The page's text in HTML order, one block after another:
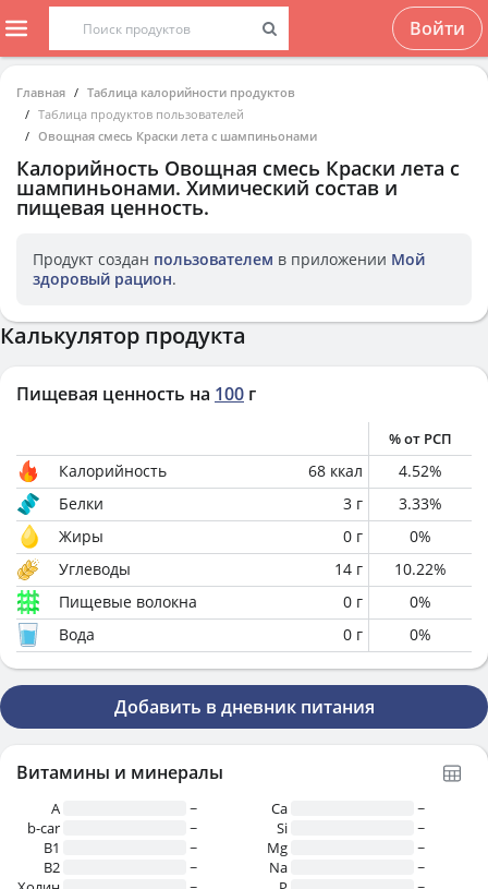
Войти
Главная
Таблица калорийности продуктов
Таблица продуктов пользователей
Овощная смесь Краски лета с шампиньонами
Калорийность Овощная смесь Краски лета с
шампиньонами. Химический состав и
пищевая ценность.
Продукт создан пользователем в приложении Мой
здоровый рацион.
Калькулятор продукта
Пищевая ценность на 100 г
% от РСП
Калорийность 68 ккал 4.52%
Белки
3 г 3.33%
Жиры
0 г 0%
Углеводы
14 г 10.22%
Пищевые волокна
0 г 0%
Вода
0 г 0%
Добавить в дневник питания
Витамины и минералы
A
~
b-car
~
В1
~
B2
~
Ca
~
Si
~
Mg
~
Na
~